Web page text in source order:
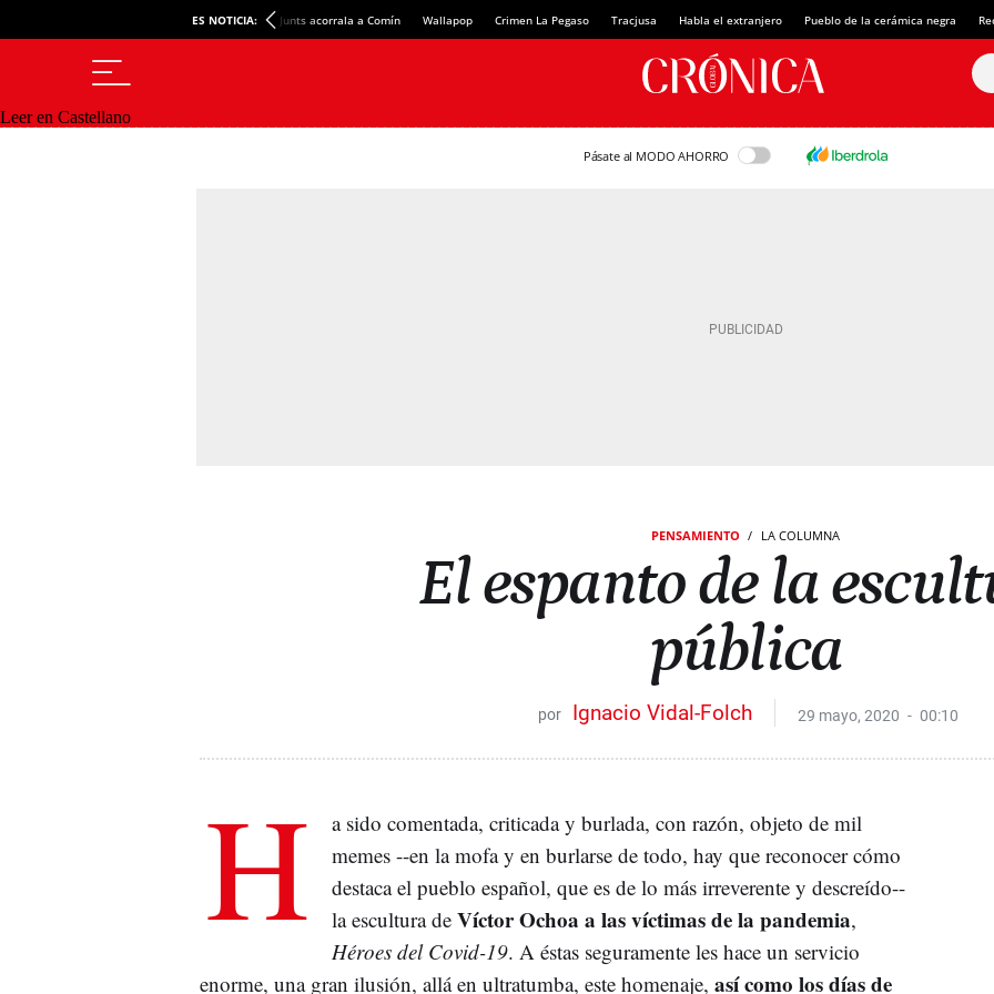
ES NOTICIA: Junts acorrala a Comín Wallapop Crimen La Pegaso Tracjusa Habla el extranjero Pueblo de la cerámica negra
Leer en Castellano
Pásate al MODO AHORRO
PENSAMIENTO LA COLUMNA
El espanto de la
pública
Ignacio Vidal-Folch 29 mayo, 2020 00:10
H
a sido comentada, criticada y burlada, con razón, objeto de mil
memes --en la mofa y en burlarse de todo, hay que reconocer cómo
destaca el pueblo español, que es de lo más irreverente y descreído--
la escultura de Víctor Ochoa a las víctimas de la pandemia,
Héroes del Covid-19. A éstas seguramente les hace un servicio
enorme, una gran ilusión, allá en ultratumba, este homenaje, así como los días de